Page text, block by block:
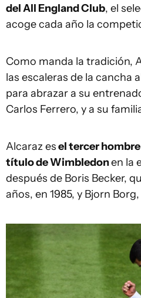
del All England Club, el
acoge cada año la
Como manda la tradición,
las escaleras de la cancha
para abrazar a su
Carlos Ferrero, y a su
Alcaraz esel tercer
título de Wimbledonen la
después de Boris Becker,
años, en 1985, y Bjorn